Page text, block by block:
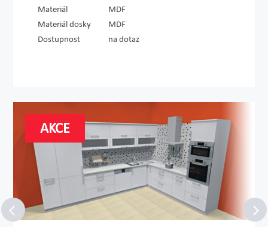
Materiál
MDF
Materiál dosky
MDF
Dostupnost
na dotaz
AKCE